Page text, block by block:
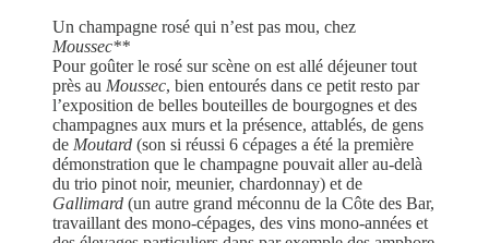
Un champagne rosé qui n’est pas mou, chez
Moussec**
Pour goûter le rosé sur scène on est allé déjeuner tout
près au Moussec, bien entourés dans ce petit resto par
l’exposition de belles bouteilles de bourgognes et des
champagnes aux murs et la présence, attablés, de gens
de Moutard (son si réussi 6 cépages a été la première
démonstration que le champagne pouvait aller au-delà
du trio pinot noir, meunier, chardonnay) et de
Gallimard (un autre grand méconnu de la Côte des Bar,
travaillant des mono-cépages, des vins mono-années et